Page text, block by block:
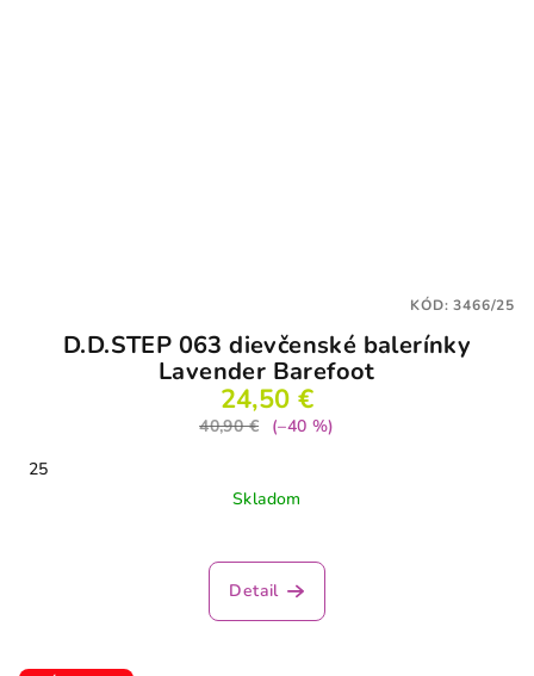
D.D.STEP 063 dievčenské balerínky
Lavender Barefoot
24,50 €
40,90 €
(–40 %)
25
Skladom
Detail
KÓD:3466/25